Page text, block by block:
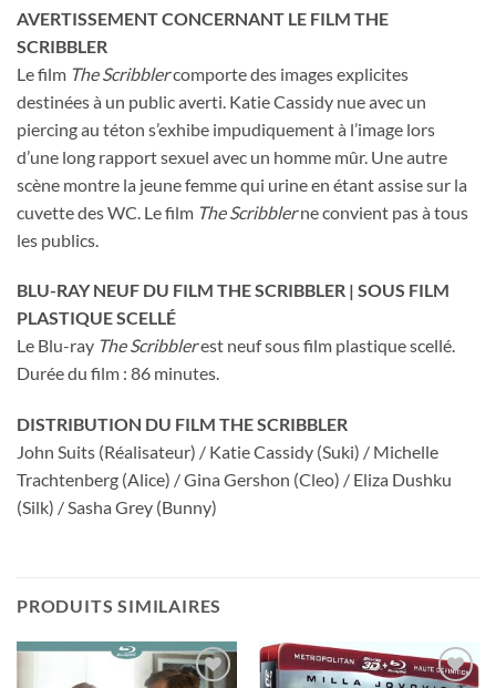
AVERTISSEMENT CONCERNANT LE FILM THE
SCRIBBLER
Le film The Scribblercomporte des images explicites
destinées à un public averti. Katie Cassidy nue avec un
piercing au téton s’exhibe impudiquement à l’image lors
d’une long rapport sexuel avec un homme mûr. Une autre
scène montre la jeune femme qui urine en étant assise sur la
cuvette des WC. Le film The Scribblerne convient pas à tous
les publics.
BLU-RAY NEUF DU FILM THE SCRIBBLER | SOUS FILM
PLASTIQUE SCELLÉ
Le Blu-ray The Scribblerest neuf sous film plastique scellé.
Durée du film : 86 minutes.
DISTRIBUTION DU FILM THE SCRIBBLER
John Suits (Réalisateur) / Katie Cassidy (Suki) / Michelle
Trachtenberg (Alice) / Gina Gershon (Cleo) / Eliza Dushku
(Silk) / Sasha Grey (Bunny)
PRODUITS SIMILAIRES